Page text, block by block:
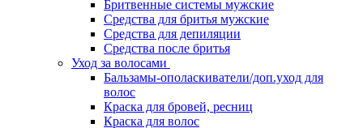
Бритвенные системы мужские
Средства для бритья мужские
Средства для депиляции
Средства после бритья
Уход за волосами
Бальзамы-ополаскиватели/доп.уход для
волос
Краска для бровей, ресниц
Краска для волос